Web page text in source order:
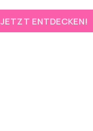
JETZT ENTDECKEN!